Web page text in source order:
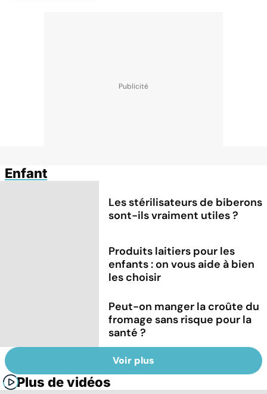
Enfant
Les stérilisateurs de biberons
sont-ils vraiment utiles ?
Produits laitiers pour les
enfants : on vous aide à bien
les choisir
Peut-on manger la croûte du
fromage sans risque pour la
santé ?
Voir plus
Plus de vidéos